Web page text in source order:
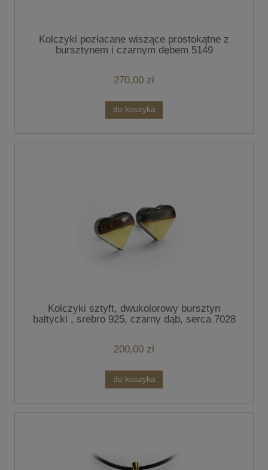
Kolczyki pozłacane wiszące prostokątne z
bursztynem i czarnym dębem 5149
270,00 zł
do koszyka
Kolczyki sztyft, dwukolorowy bursztyn
bałtycki , srebro 925, czarny dąb, serca 7028
200,00 zł
do koszyka